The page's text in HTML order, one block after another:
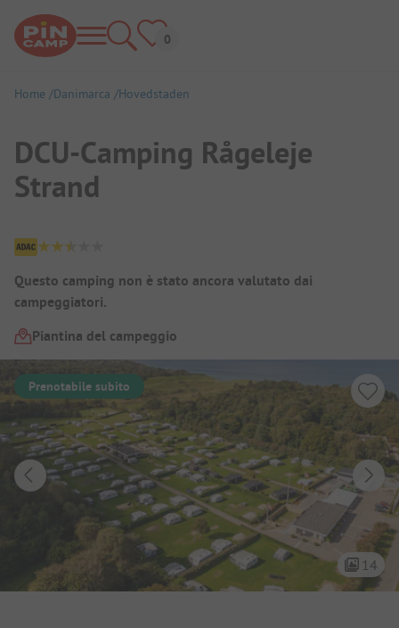
Home Danimarca Hovedstaden
DCU-Camping Rågeleje
Strand
Panoramica del campeggio
Questo camping non è stato ancora valutato dai
campeggiatori.
Piantina del campeggio
Prenotabile subito
14